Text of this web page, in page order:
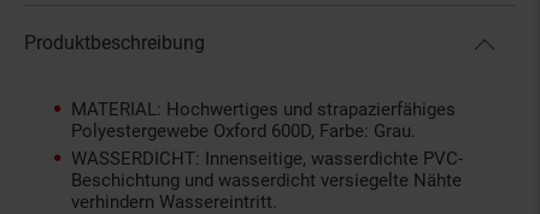
Produktbeschreibung
MATERIAL: Hochwertiges und strapazierfähiges
Polyestergewebe Oxford 600D, Farbe: Grau.
WASSERDICHT: Innenseitige, wasserdichte PVC-
Beschichtung und wasserdicht versiegelte Nähte
verhindern Wassereintritt.